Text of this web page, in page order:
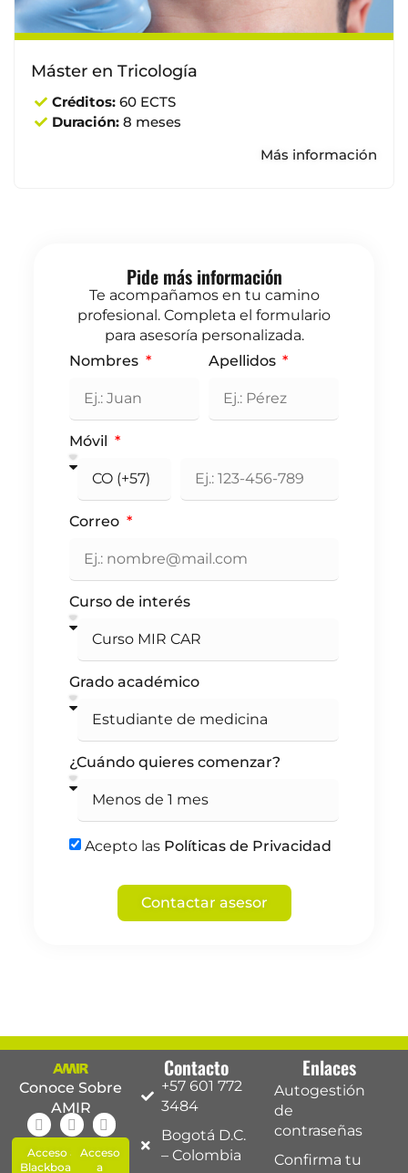
Máster en Tricología
Créditos: 60 ECTS
Duración: 8 meses
Más información
Pide más información
Te acompañamos en tu camino
profesional. Completa el formulario
para asesoría personalizada.
Nombres
Apellidos
Móvil
Correo
Curso de interés
Grado académico
¿Cuándo quieres comenzar?
Acepto las Políticas de Privacidad
Contactar asesor
Conoce Sobre
AMIR
Acceso a
Blackboard
Acceso
a
Contacto
+57 601 772
3484
Bogotá D.C.
– Colombia
Enlaces
Autogestión
de
contraseñas
Confirma tu